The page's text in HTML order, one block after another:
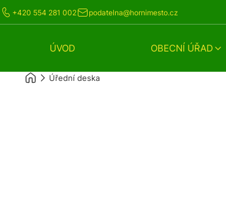
+420 554 281 002 podatelna@hornimesto.cz
ÚVOD OBECNÍ ÚŘAD
Úřední deska